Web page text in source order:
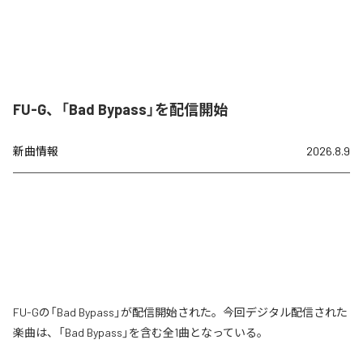
FU-G、「Bad Bypass」を配信開始
新曲情報 2026.8.9
FU-Gの「Bad Bypass」が配信開始された。今回デジタル配信された
楽曲は、「Bad Bypass」を含む全1曲となっている。